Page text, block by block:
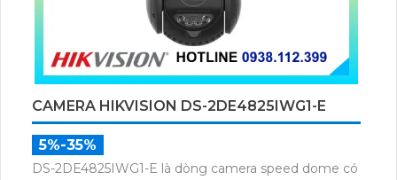
CAMERA HIKVISION DS-2DE4825IWG1-E
5%-35%
DS-2DE4825IWG1-E là dòng camera speed dome có